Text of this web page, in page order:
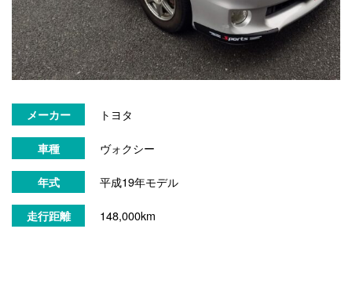
メーカー トヨタ
車種 ヴォクシー
年式 平成19年モデル
走行距離 148,000km